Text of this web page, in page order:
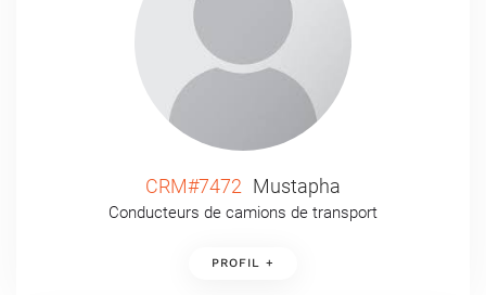
CRM#7472 Mustapha
Conducteurs de camions de transport
PROFIL +